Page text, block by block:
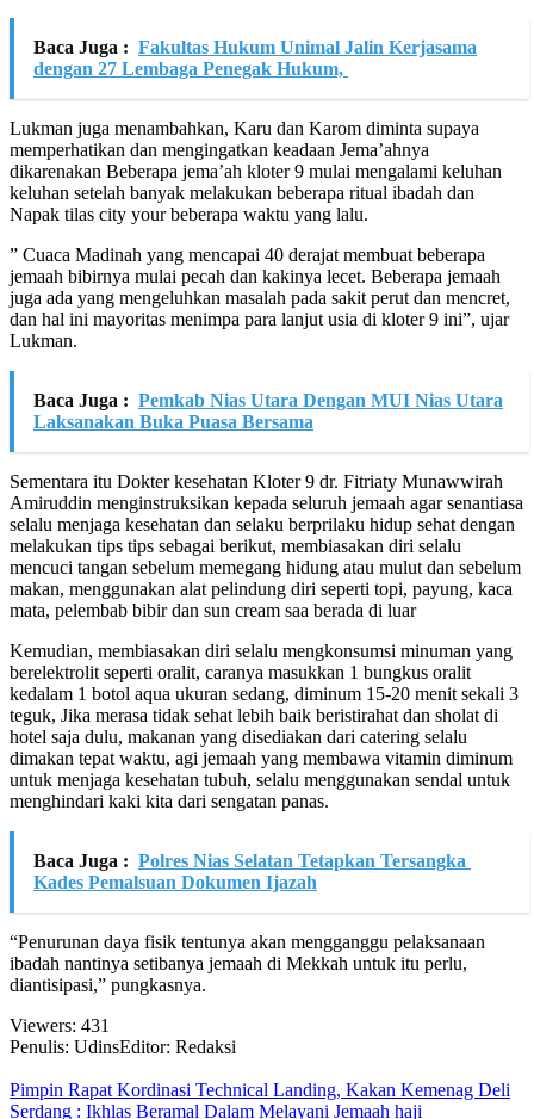
Baca Juga : Fakultas Hukum Unimal Jalin Kerjasama
dengan 27 Lembaga Penegak Hukum,
Lukman juga menambahkan, Karu dan Karom diminta supaya
memperhatikan dan mengingatkan keadaan Jema’ahnya
dikarenakan Beberapa jema’ah kloter 9 mulai mengalami keluhan
keluhan setelah banyak melakukan beberapa ritual ibadah dan
Napak tilas city your beberapa waktu yang lalu.
” Cuaca Madinah yang mencapai 40 derajat membuat beberapa
jemaah bibirnya mulai pecah dan kakinya lecet. Beberapa jemaah
juga ada yang mengeluhkan masalah pada sakit perut dan mencret,
dan hal ini mayoritas menimpa para lanjut usia di kloter 9 ini”, ujar
Lukman.
Baca Juga : Pemkab Nias Utara Dengan MUI Nias Utara
Laksanakan Buka Puasa Bersama
Sementara itu Dokter kesehatan Kloter 9 dr. Fitriaty Munawwirah
Amiruddin menginstruksikan kepada seluruh jemaah agar senantiasa
selalu menjaga kesehatan dan selaku berprilaku hidup sehat dengan
melakukan tips tips sebagai berikut, membiasakan diri selalu
mencuci tangan sebelum memegang hidung atau mulut dan sebelum
makan, menggunakan alat pelindung diri seperti topi, payung, kaca
mata, pelembab bibir dan sun cream saa berada di luar
Kemudian, membiasakan diri selalu mengkonsumsi minuman yang
berelektrolit seperti oralit, caranya masukkan 1 bungkus oralit
kedalam 1 botol aqua ukuran sedang, diminum 15-20 menit sekali 3
teguk, Jika merasa tidak sehat lebih baik beristirahat dan sholat di
hotel saja dulu, makanan yang disediakan dari catering selalu
dimakan tepat waktu, agi jemaah yang membawa vitamin diminum
untuk menjaga kesehatan tubuh, selalu menggunakan sendal untuk
menghindari kaki kita dari sengatan panas.
Baca Juga : Polres Nias Selatan Tetapkan Tersangka
Kades Pemalsuan Dokumen Ijazah
“Penurunan daya fisik tentunya akan mengganggu pelaksanaan
ibadah nantinya setibanya jemaah di Mekkah untuk itu perlu,
diantisipasi,” pungkasnya.
Viewers: 431
Penulis: UdinsEditor: Redaksi
Pimpin Rapat Kordinasi Technical Landing, Kakan Kemenag Deli
Serdang : Ikhlas Beramal Dalam Melayani Jemaah haji